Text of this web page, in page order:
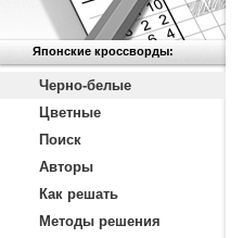
Японские кроссворды:
Черно-белые
Цветные
Поиск
Авторы
Как решать
Методы решения